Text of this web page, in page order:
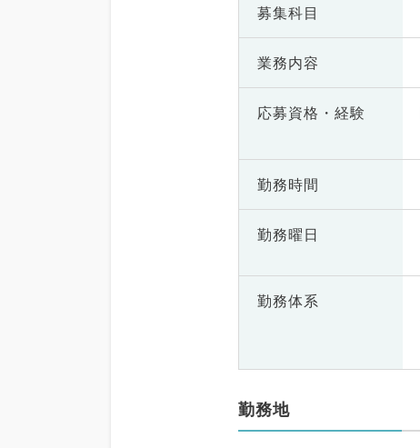
募集科目
業務内容
応募資格・ 経験
勤務時間
勤務曜日
勤務体系
勤務地